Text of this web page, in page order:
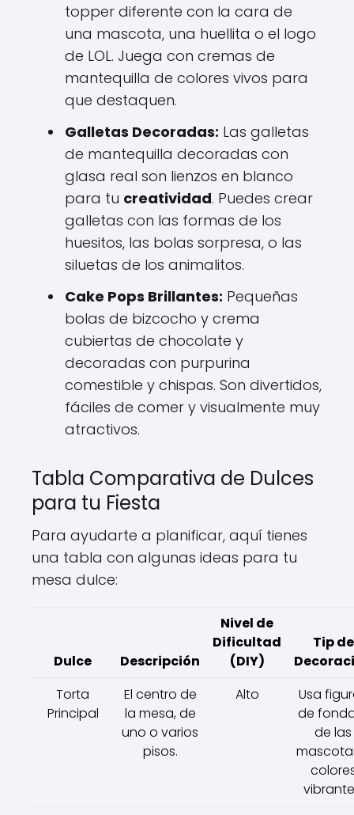
topper diferente con la cara de
una mascota, una huellita o el logo
de LOL. Juega con cremas de
mantequilla de colores vivos para
que destaquen.
Galletas Decoradas: Las galletas
de mantequilla decoradas con
glasa real son lienzos en blanco
para tu creatividad. Puedes crear
galletas con las formas de los
huesitos, las bolas sorpresa, o las
siluetas de los animalitos.
Cake Pops Brillantes: Pequeñas
bolas de bizcocho y crema
cubiertas de chocolate y
decoradas con purpurina
comestible y chispas. Son divertidos,
fáciles de comer y visualmente muy
atractivos.
Tabla Comparativa de Dulces
para tu Fiesta
Para ayudarte a planificar, aquí tienes
una tabla con algunas ideas para tu
mesa dulce:
Dulce Descripción
Nivel de
Dificultad
(DIY)
Tip de
Torta
Principal
El centro de
la mesa, de
uno o varios
pisos.
Alto
Usa
de
de las